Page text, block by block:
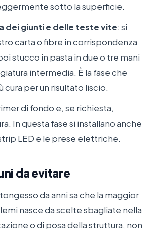
sotto la superficie.
dei giunti e delle teste vite: si
carta o fibre in corrispondenza
stucco in pasta in due o tre mani
intermedia. È la fase che
cura per un risultato liscio.
di fondo e, se richiesta,
In questa fase si installano anche
LED e le prese elettriche.
da evitare
da anni sa che la maggior
nasce da scelte sbagliate nella
o di posa della struttura, non